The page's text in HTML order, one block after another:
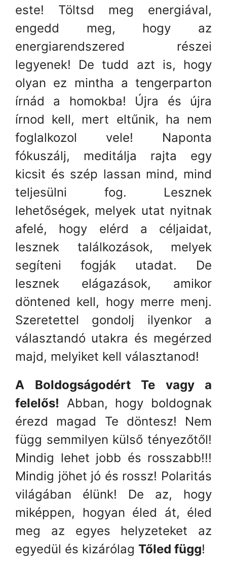
este! Töltsd meg energiával,
engedd meg, hogy az
energiarendszered részei
legyenek! De tudd azt is, hogy
olyan ez mintha a tengerparton
írnád a homokba! Újra és újra
írnod kell, mert eltűnik, ha nem
foglalkozol vele! Naponta
fókuszálj, meditálja rajta egy
kicsit és szép lassan mind, mind
teljesülni fog. Lesznek
lehetőségek, melyek utat nyitnak
afelé, hogy elérd a céljaidat,
lesznek találkozások, melyek
segíteni fogják utadat. De
lesznek elágazások, amikor
döntened kell, hogy merre menj.
Szeretettel gondolj ilyenkor a
választandó utakra és megérzed
majd, melyiket kell választanod!
A Boldogságodért Te vagy a
felelős! Abban, hogy boldognak
érezd magad Te döntesz! Nem
függ semmilyen külső tényezőtől!
Mindig lehet jobb és rosszabb!!!
Mindig jöhet jó és rossz! Polaritás
világában élünk! De az, hogy
miképpen, hogyan éled át, éled
meg az egyes helyzeteket az
egyedül és kizárólag Tőled függ!